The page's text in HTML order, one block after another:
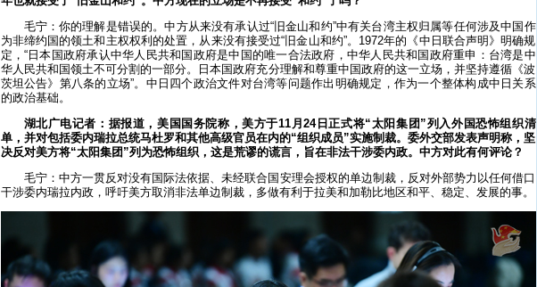
毛宁：你的理解是错误的。中方从来没有承认过“旧金山和约”中有关台湾主权归属等任何涉及中国作
为非缔约国的领土和主权权利的处置，从来没有接受过“旧金山和约”。1972年的《中日联合声明》明确规
定，“日本国政府承认中华人民共和国政府是中国的唯一合法政府，中华人民共和国政府重申：台湾是中
华人民共和国领土不可分割的一部分。日本国政府充分理解和尊重中国政府的这一立场，并坚持遵循《波
茨坦公告》第八条的立场”。中日四个政治文件对台湾等问题作出明确规定，作为一个整体构成中日关系
的政治基础。
湖北广电记者：据报道，美国国务院称，美方于11月24日正式将“太阳集团”列入外国恐怖组织清
单，并对包括委内瑞拉总统马杜罗和其他高级官员在内的“组织成员”实施制裁。委外交部发表声明称，坚
决反对美方将“太阳集团”列为恐怖组织，这是荒谬的谎言，旨在非法干涉委内政。中方对此有何评论？
毛宁：中方一贯反对没有国际法依据、未经联合国安理会授权的单边制裁，反对外部势力以任何借口
干涉委内瑞拉内政，呼吁美方取消非法单边制裁，多做有利于拉美和加勒比地区和平、稳定、发展的事。